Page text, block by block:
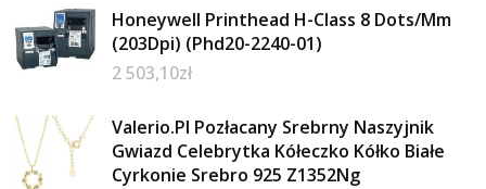
Honeywell Printhead H-Class 8 Dots/Mm
(203Dpi) (Phd20-2240-01)
2 503,10zł
Valerio.Pl Pozłacany Srebrny Naszyjnik
Gwiazd Celebrytka Kółeczko Kółko Białe
Cyrkonie Srebro 925 Z1352Ng